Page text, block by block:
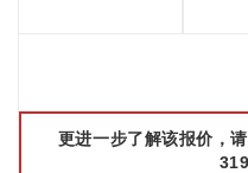
更进一步了解该报价，